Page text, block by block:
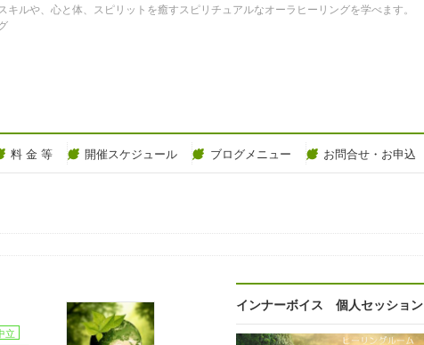
ルや、心と体、スピリットを癒すスピリチュアルなオーラヒーリングを学べます。
料 金 等 開催スケジュール ブログメニュー お問合せ・お申込
立
インナーボイス 個人セッション